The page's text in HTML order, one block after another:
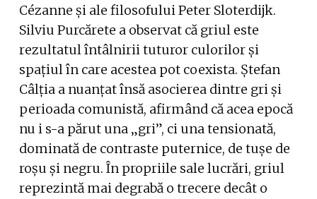
Cézanne și ale filosofului Peter Sloterdijk.
Silviu Purcărete a observat că griul este
rezultatul întâlnirii tuturor culorilor și
spațiul în care acestea pot coexista. Ștefan
Câlția a nuanțat însă asocierea dintre gri și
perioada comunistă, afirmând că acea epocă
nu i s-a părut una „gri”, ci una tensionată,
dominată de contraste puternice, de tușe de
roșu și negru. În propriile sale lucrări, griul
reprezintă mai degrabă o trecere decât o